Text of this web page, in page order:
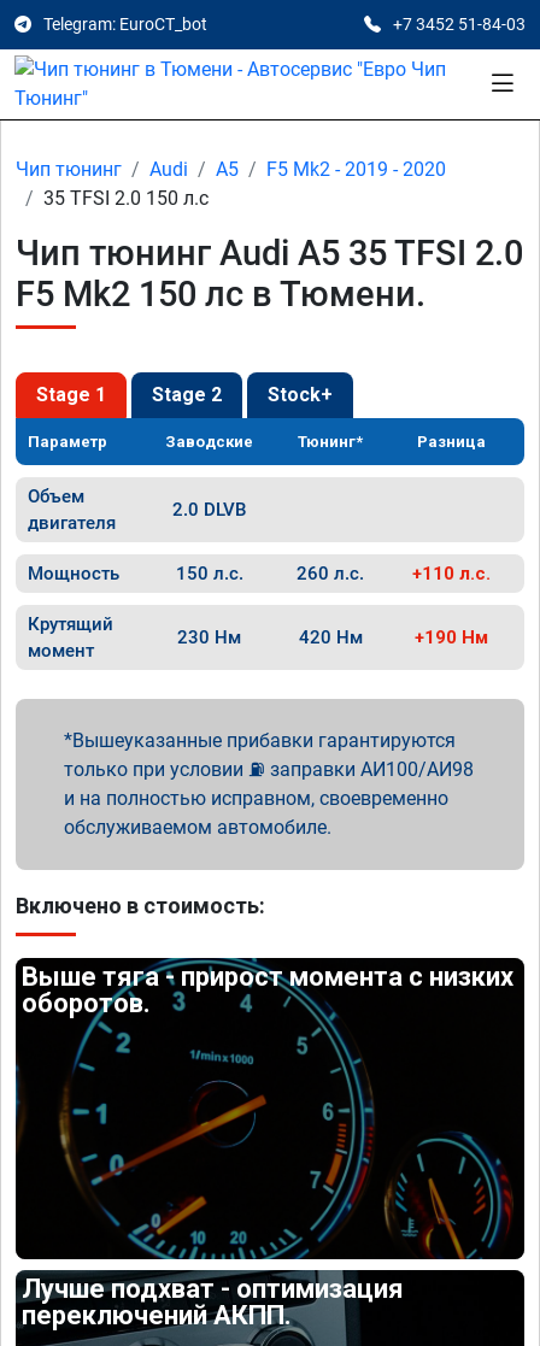
Telegram: EuroCT_bot +7 3452 51-84-03
Чип тюнинг Audi A5
F5 Mk2 - 2019 - 2020
35 TFSI 2.0 150 л.с
Чип тюнинг Audi A5 35 TFSI 2.0
F5 Mk2 150 лс в Тюмени.
Stage 1 Stage 2 Stock+
Параметр Заводские Тюнинг* Разница
Объем
двигателя
2.0 DLVB
Мощность 150 л.с. 260 л.с. +110 л.с.
Крутящий
момент
230 Нм 420 Нм +190 Нм
Вышеуказанные прибавки гарантируются
только при условии ⛽ заправки АИ100/АИ98
и на полностью исправном, своевременно
обслуживаемом автомобиле.
Включено в стоимость:
Выше тяга - прирост момента с низких
оборотов.
Лучше подхват - оптимизация
переключений АКПП.